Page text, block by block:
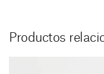
Productos